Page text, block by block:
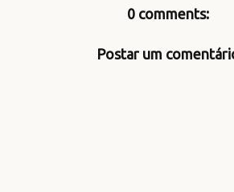
0 comments:
Postar um